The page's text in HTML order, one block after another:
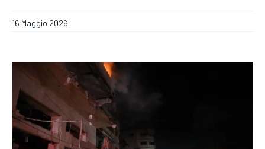
DIRETTE RADIO
CRONACA
POLITICA
DIRETTE RADIO
CRONACA
VENETO
POLITICA
DIRETTE RADIO
CRONACA
VENETO
POLITICA
16 Maggio 2026